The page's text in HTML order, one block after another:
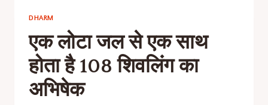
DHARM
एक लोटा जल से एक साथ
होता है 108 शिवलिंग का
अभिषेक